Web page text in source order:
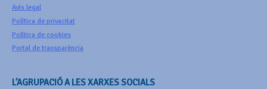
Avís legal
Política de privacitat
Política de cookies
Portal de transparència
L’AGRUPACIÓ A LES XARXES SOCIALS